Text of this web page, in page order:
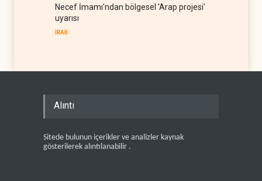
Necef İmamı'ndan bölgesel 'Arap projesi'
uyarısı
IRAK
Alıntı
Sitede bulunun içerikler ve analizler kaynak
gösterilerek alıntılanabilir .